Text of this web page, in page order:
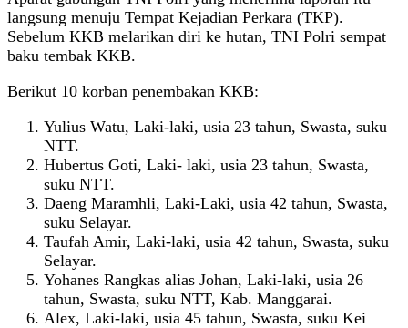
langsung menuju Tempat Kejadian Perkara (TKP).
Sebelum KKB melarikan diri ke hutan, TNI Polri sempat
baku tembak KKB.
Berikut 10 korban penembakan KKB:
Yulius Watu, Laki-laki, usia 23 tahun, Swasta, suku
NTT.
Hubertus Goti, Laki- laki, usia 23 tahun, Swasta,
suku NTT.
Daeng Maramhli, Laki-Laki, usia 42 tahun, Swasta,
suku Selayar.
Taufah Amir, Laki-laki, usia 42 tahun, Swasta, suku
Selayar.
Yohanes Rangkas alias Johan, Laki-laki, usia 26
tahun, Swasta, suku NTT, Kab. Manggarai.
Alex, Laki-laki, usia 45 tahun, Swasta, suku Kei